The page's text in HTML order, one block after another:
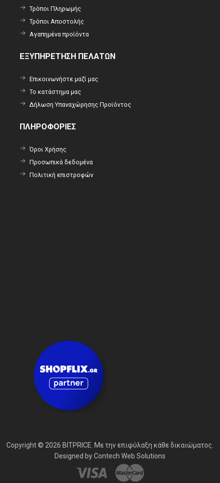
Τρόποι Πληρωμής
Τρόποι Αποστολής
Αγαπημένα προϊόντα
ΕΞΥΠΗΡΕΤΗΣΗ ΠΕΛΑΤΩΝ
Επικοινωνήστε μαζί μας
Το κατάστημα μας
Δήλωση Υπαναχώρησης Προϊόντος
ΠΛΗΡΟΦΟΡΙΕΣ
Όροι Χρήσης
Προσωπικά δεδομένα
Πολιτική επιστροφών
Copyright © 2026 BITPRICE. Με την επιφύλαξη κάθε δικαιώματος.
Designed byContech Web Solutions